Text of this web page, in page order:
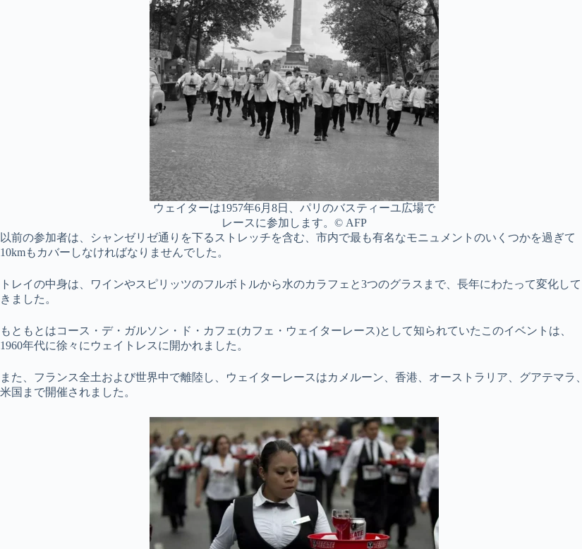
ウェイターは1957年6月8日、パリのバスティーユ広場で
レースに参加します。© AFP
以前の参加者は、シャンゼリゼ通りを下るストレッチを含む、市内で最も有名なモニュメントのいくつかを過ぎて
10kmもカバーしなければなりませんでした。
トレイの中身は、ワインやスピリッツのフルボトルから水のカラフェと3つのグラスまで、長年にわたって変化して
きました。
もともとはコース・デ・ガルソン・ド・カフェ(カフェ・ウェイターレース)として知られていたこのイベントは、
1960年代に徐々にウェイトレスに開かれました。
また、フランス全土および世界中で離陸し、ウェイターレースはカメルーン、香港、オーストラリア、グアテマラ、
米国まで開催されました。